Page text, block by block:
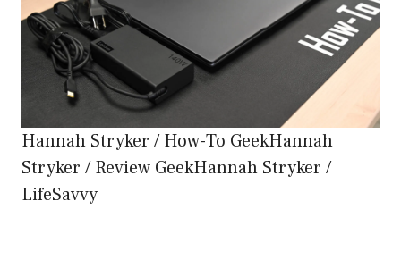
Hannah Stryker / How-To GeekHannah
Stryker / Review GeekHannah Stryker /
LifeSavvy